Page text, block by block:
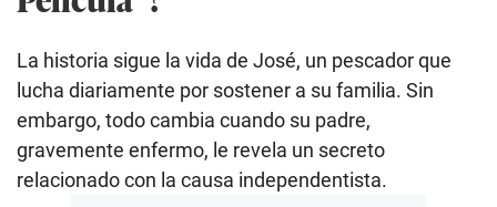
La historia sigue la vida de José, un pescador que
lucha diariamente por sostener a su familia. Sin
embargo, todo cambia cuando su padre,
gravemente enfermo, le revela un secreto
relacionado con la causa independentista.